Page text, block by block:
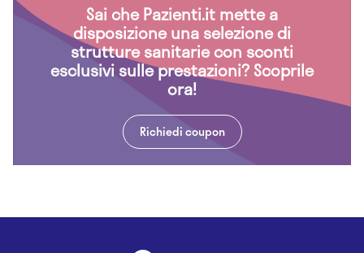
Sai che Pazienti.it mette a
disposizione una selezione di
strutture sanitarie con sconti
esclusivi sulle prestazioni? Scoprile
ora!
Richiedi coupon